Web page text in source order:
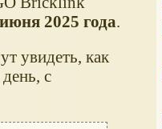
2025 года.
увидеть, как
с